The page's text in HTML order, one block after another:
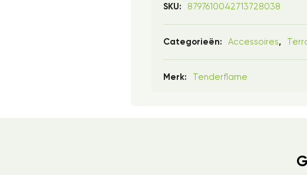
SKU: 8797610042713728038
Categorieën: Accessoires,
Merk: Tenderflame